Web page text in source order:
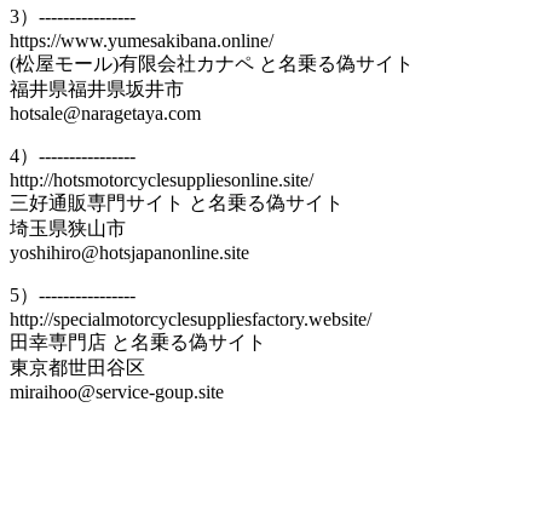
3）----------------
https://www.yumesakibana.online/
(松屋モール)有限会社カナペ と名乗る偽サイト
福井県福井県坂井市
hotsale@naragetaya.com
4）----------------
http://hotsmotorcyclesuppliesonline.site/
三好通販専門サイト と名乗る偽サイト
埼玉県狭山市
yoshihiro@hotsjapanonline.site
5）----------------
http://specialmotorcyclesuppliesfactory.website/
田幸専門店 と名乗る偽サイト
東京都世田谷区
miraihoo@service-goup.site